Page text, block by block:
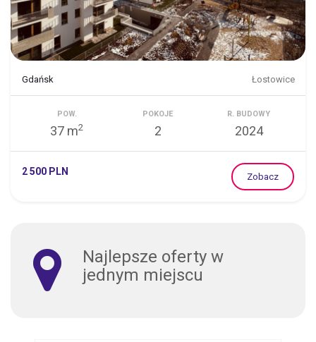
Gdańsk Łostowice
POW.
37 m2
POKOJE
2
R. BUDOWY
2024
2 500 PLN Zobacz
Najlepsze oferty w
jednym miejscu